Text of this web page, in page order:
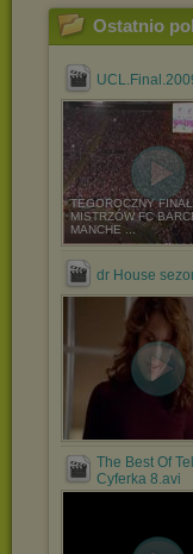
Ostatnio
TEGOROCZNY
MISTRZÓW FC
MANCHE ...
dr House
The Best Of
Cyferka 8.avi